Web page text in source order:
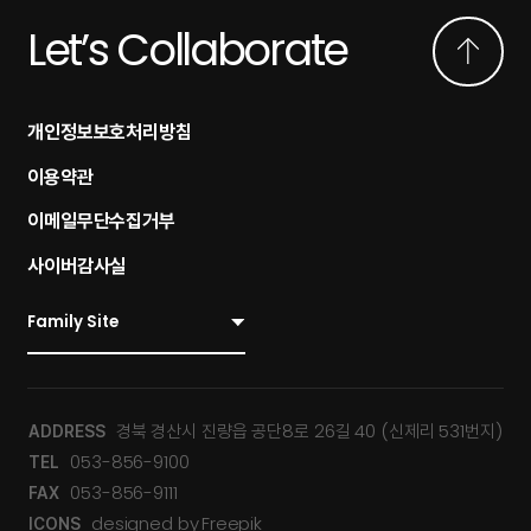
Let’s Collaborate
개인정보보호처리방침
이용약관
이메일무단수집거부
사이버감사실
ADDRESS 경북 경산시 진량읍 공단8로 26길 40 (신제리 531번지)
TEL 053-856-9100
FAX 053-856-9111
ICONS designed byFreepik